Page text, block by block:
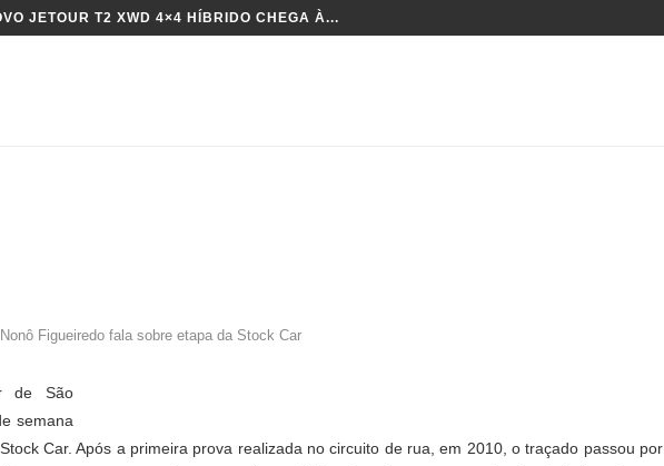
JETOUR T2 XWD 4×4 HÍBRIDO CHEGA À...
Nonô Figueiredo fala sobre etapa da Stock Car
de São
semana
Car. Após a primeira prova realizada no circuito de rua, em 2010, o traçado passou por